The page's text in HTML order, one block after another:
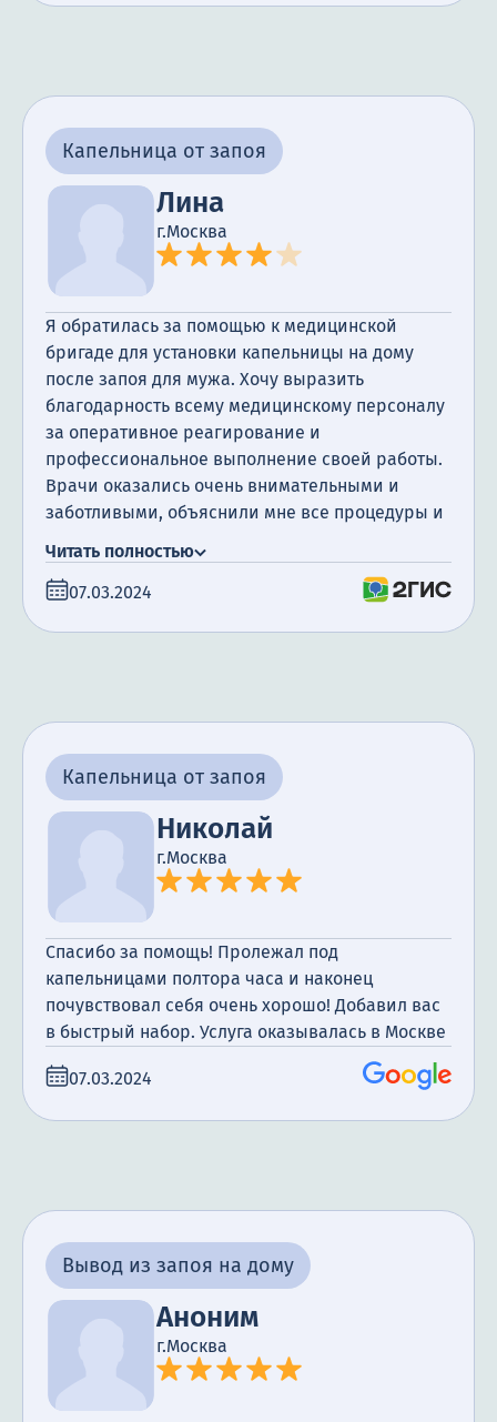
Капельница от запоя
Лина
г.Москва
Я обратилась за помощью к медицинской
бригаде для установки капельницы на дому
после запоя для мужа. Хочу выразить
благодарность всему медицинскому персоналу
за оперативное реагирование и
профессиональное выполнение своей работы.
Врачи оказались очень внимательными и
заботливыми, объяснили мне все процедуры и
капельницы прошла безболезненно и
эффективно, и я чувствую себя значительно
заботу о моем здоровье.
Читать полностью
07.03.2024
Капельница от запоя
Николай
г.Москва
Спасибо за помощь! Пролежал под
капельницами полтора часа и наконец
почувствовал себя очень хорошо! Добавил вас
в быстрый набор. Услуга оказывалась в Москве
07.03.2024
Вывод из запоя на дому
Аноним
г.Москва